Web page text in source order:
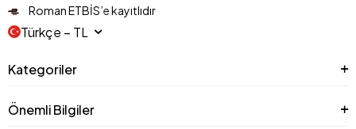
Roman ETBİS’e kayıtlıdır
Türkçe − TL
Kategoriler
Önemli Bilgiler